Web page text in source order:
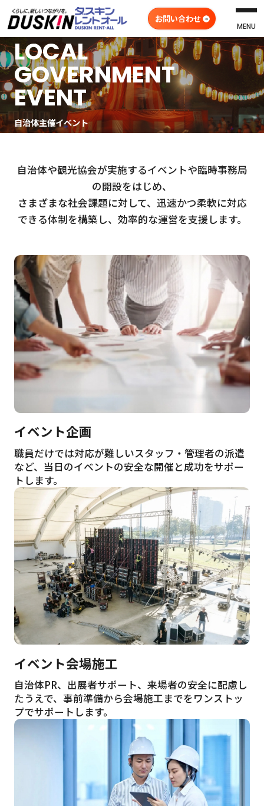
お問い合わせ
MENU
LOCAL
GOVERNMENT
EVENT
自治体主催イベント
自治体や観光協会が実施するイベントや臨時事務局
の開設をはじめ、
さまざまな社会課題に対して、迅速かつ柔軟に対応
できる体制を構築し、効率的な運営を支援します。
イベント企画
職員だけでは対応が難しいスタッフ・管理者の派遣
など、当日のイベントの安全な開催と成功をサポー
トします。
イベント会場施工
自治体PR、出展者サポート、来場者の安全に配慮し
たうえで、事前準備から会場施工までをワンストッ
プでサポートします。